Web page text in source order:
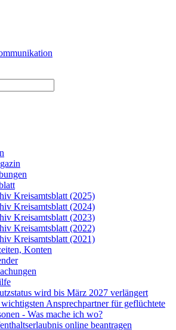
Kreisamtsblatt (2025)
Kreisamtsblatt (2024)
Kreisamtsblatt (2023)
Kreisamtsblatt (2022)
Kreisamtsblatt (2021)
Konten
wird bis März 2027 verlängert
Ansprechpartner für geflüchtete
- Was mache ich wo?
online beantragen